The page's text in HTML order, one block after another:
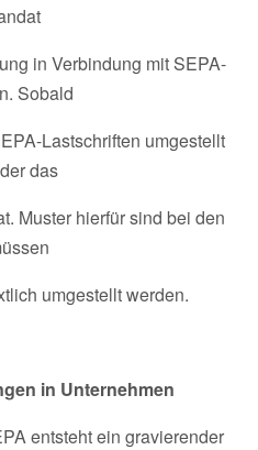
in Verbindung mit SEPA-
Sobald
Lastschriften umgestellt
das
Muster hierfür sind bei den
umgestellt werden.
in Unternehmen
entsteht ein gravierender